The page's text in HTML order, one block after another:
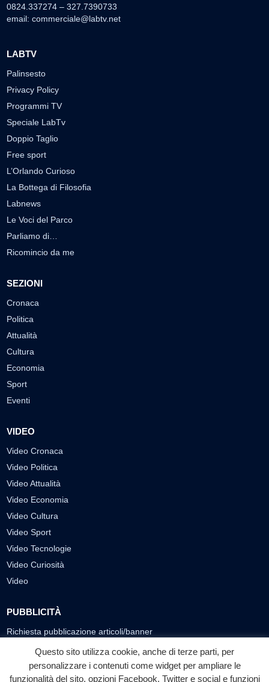
0824.337274 – 327.7390733
email: commerciale@labtv.net
LABTV
Palinsesto
Privacy Policy
Programmi TV
Speciale LabTv
Doppio Taglio
Free sport
L’Orlando Curioso
La Bottega di Filosofia
Labnews
Le Voci del Parco
Parliamo di…
Ricomincio da me
SEZIONI
Cronaca
Politica
Attualità
Cultura
Economia
Sport
Eventi
VIDEO
Video Cronaca
Video Politica
Video Attualità
Video Economia
Video Cultura
Video Sport
Video Tecnologie
Video Curiosità
Video
PUBBLICITÀ
Richiesta pubblicazione articoli/banner
SEGUICI SUI SOCIAL
Questo sito utilizza cookie, anche di terze parti, per
personalizzare i contenuti come widget per ampliare le
funzionalità del sito, opzioni Facebook, Twitter e social e funzioni